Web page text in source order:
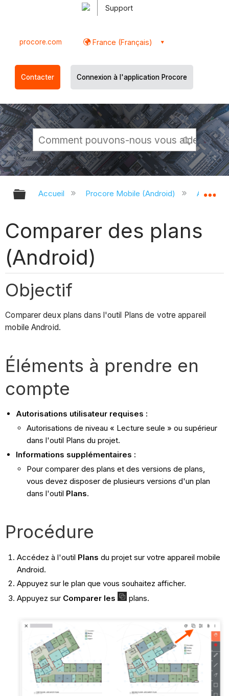
Support
procore.com France (Français)
Contacter Connexion à l'application Procore
Développer/réduire la hiérarchie
Accueil Procore Mobile (Android)
Comparer des plans
(Android)
Objectif
Comparer deux plans dans l'outil Plans de votre appareil
mobile Android.
Éléments à prendre en
compte
Autorisations utilisateur requises :
Autorisations de niveau « Lecture seule » ou supérieur
dans l'outil Plans du projet.
Informations supplémentaires :
Pour comparer des plans et des versions de plans,
vous devez disposer de plusieurs versions d'un plan
dans l'outil Plans.
Procédure
Accédez à l'outil Plans du projet sur votre appareil mobile
Android.
Appuyez sur le plan que vous souhaitez afficher.
Appuyez sur Comparer les plans.